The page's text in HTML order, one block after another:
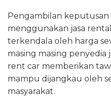
Pengambilan keputusan
menggunakan jasa
terkendala oleh harga
masing masing penyedia
rent car memberikan
mampu dijangkau oleh
masyarakat.